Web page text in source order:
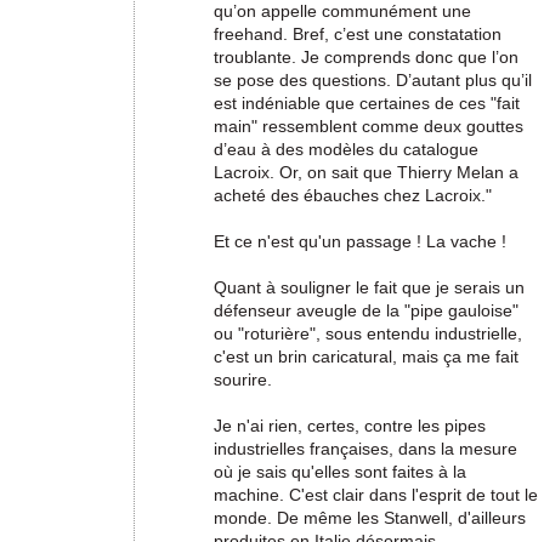
qu’on appelle communément une
freehand. Bref, c’est une constatation
troublante. Je comprends donc que l’on
se pose des questions. D’autant plus qu’il
est indéniable que certaines de ces "fait
main" ressemblent comme deux gouttes
d’eau à des modèles du catalogue
Lacroix. Or, on sait que Thierry Melan a
acheté des ébauches chez Lacroix."
Et ce n'est qu'un passage ! La vache !
Quant à souligner le fait que je serais un
défenseur aveugle de la "pipe gauloise"
ou "roturière", sous entendu industrielle,
c'est un brin caricatural, mais ça me fait
sourire.
Je n'ai rien, certes, contre les pipes
industrielles françaises, dans la mesure
où je sais qu'elles sont faites à la
machine. C'est clair dans l'esprit de tout le
monde. De même les Stanwell, d'ailleurs